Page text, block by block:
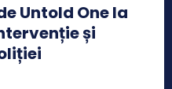
Untold One la
și